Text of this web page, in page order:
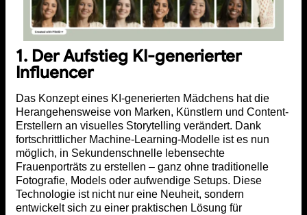
1. Der Aufstieg KI-generierter
Influencer
Das Konzept eines KI-generierten Mädchens hat die
Herangehensweise von Marken, Künstlern und Content-
Erstellern an visuelles Storytelling verändert. Dank
fortschrittlicher Machine-Learning-Modelle ist es nun
möglich, in Sekundenschnelle lebensechte
Frauenporträts zu erstellen – ganz ohne traditionelle
Fotografie, Models oder aufwendige Setups. Diese
Technologie ist nicht nur eine Neuheit, sondern
entwickelt sich zu einer praktischen Lösung für